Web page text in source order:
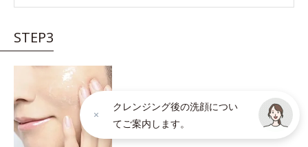
STEP3
クリームが肌の上でメイク汚れを巻き
こむと軽い感触に変わります。
感触が
軽くなったら洗い流しのサインです。
クレンジング後の洗顔につい
てご案内します。